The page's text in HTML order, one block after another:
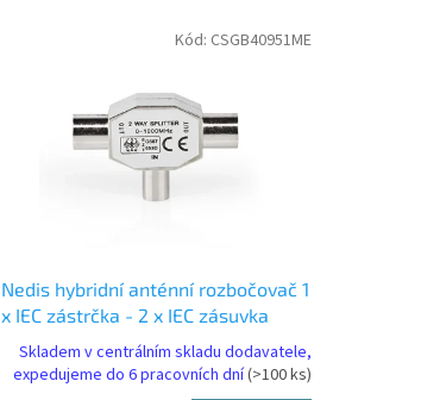
Nedis hybridní anténní rozbočovač 1
x IEC zástrčka - 2 x IEC zásuvka
(CSGB40951ME)
Skladem v centrálním skladu dodavatele,
expedujeme do 6 pracovních dní(>100 ks)
Kód: CSGB40951ME